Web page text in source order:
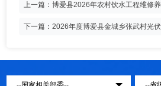
上一篇：博爱县2026年农村饮水工程维修
下一篇：2026年度博爱县金城乡张武村光